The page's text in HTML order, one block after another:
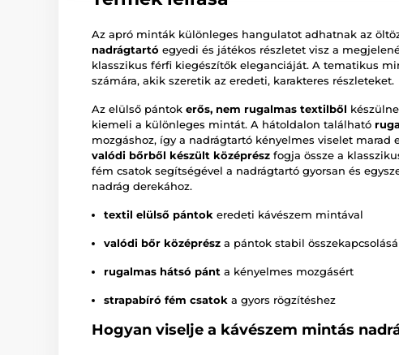
Az apró minták különleges hangulatot adhatnak az
nadrágtartó egyedi és játékos részletet visz a
klasszikus férfi kiegészítők eleganciáját. A tematikus
számára, akik szeretik az eredeti, karakteres részleteket.
Az elülső pántok erős, nem rugalmas textilből
kiemeli a különleges mintát. A hátoldalon található
mozgáshoz, így a nadrágtartó kényelmes viselet marad
valódi bőrből készült középrész fogja össze a
fém csatok segítségével a nadrágtartó gyorsan és
nadrág derekához.
textil elülső pántok eredeti kávészem mintával
valódi bőr középrész a pántok stabil
rugalmas hátsó pánt a kényelmes mozgásért
strapabíró fém csatok a gyors rögzítéshez
Hogyan viselje a kávészem mintás